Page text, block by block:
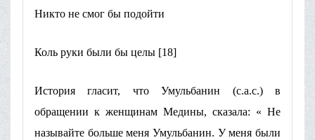
Никто не смог бы подойти
Коль руки были бы целы [18]
История гласит, что Умульбанин (с.а.с.) в
обращении к женщинам Медины, сказала: « Не
называйте больше меня Умульбанин. У меня были